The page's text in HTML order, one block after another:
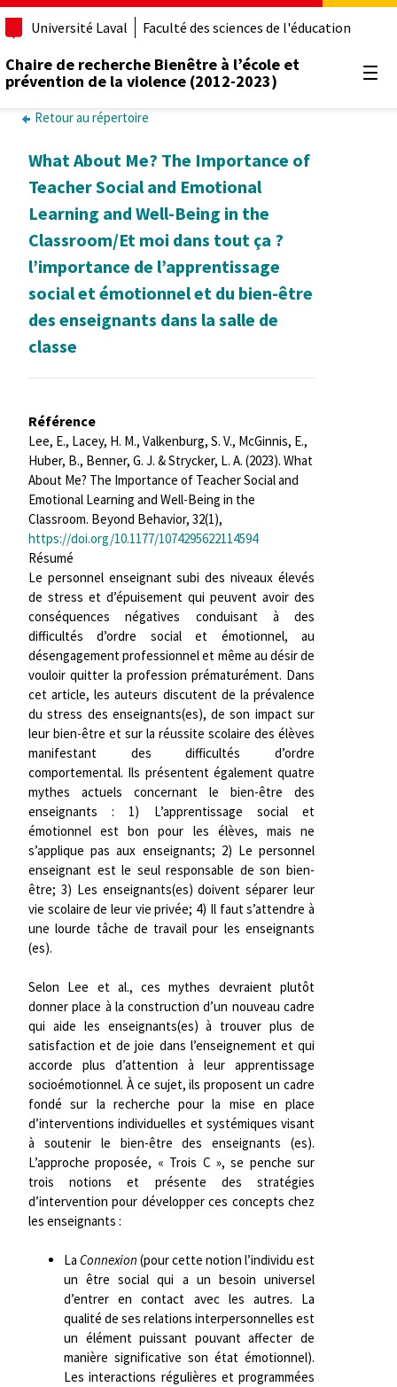
Université Laval Faculté des sciences de l'éducation
Chaire de recherche Bienêtre à l’école et
prévention de la violence (2012-2023)
Retour au répertoire
What About Me? The Importance of
Teacher Social and Emotional
Learning and Well-Being in the
Classroom/Et moi dans tout ça ?
l’importance de l’apprentissage
social et émotionnel et du bien-être
des enseignants dans la salle de
classe
Référence
Lee, E., Lacey, H. M., Valkenburg, S. V., McGinnis, E.,
Huber, B., Benner, G. J. & Strycker, L. A. (2023). What
About Me? The Importance of Teacher Social and
Emotional Learning and Well-Being in the
Classroom. Beyond Behavior, 32(1),
https://doi.org/10.1177/1074295622114594
Résumé
Le personnel enseignant subi des niveaux élevés
de stress et d’épuisement qui peuvent avoir des
conséquences négatives conduisant à des
difficultés d’ordre social et émotionnel, au
désengagement professionnel et même au désir de
vouloir quitter la profession prématurément. Dans
cet article, les auteurs discutent de la prévalence
du stress des enseignants(es), de son impact sur
leur bien-être et sur la réussite scolaire des élèves
manifestant des difficultés d’ordre
comportemental. Ils présentent également quatre
mythes actuels concernant le bien-être des
enseignants : 1) L’apprentissage social et
émotionnel est bon pour les élèves, mais ne
s’applique pas aux enseignants; 2) Le personnel
enseignant est le seul responsable de son bien-
être; 3) Les enseignants(es) doivent séparer leur
vie scolaire de leur vie privée; 4) Il faut s’attendre à
une lourde tâche de travail pour les enseignants
(es).
Selon Lee et al., ces mythes devraient plutôt
donner place à la construction d’un nouveau cadre
qui aide les enseignants(es) à trouver plus de
satisfaction et de joie dans l’enseignement et qui
accorde plus d’attention à leur apprentissage
socioémotionnel. À ce sujet, ils proposent un cadre
fondé sur la recherche pour la mise en place
d’interventions individuelles et systémiques visant
à soutenir le bien-être des enseignants (es).
L’approche proposée, « Trois C », se penche sur
trois notions et présente des stratégies
d’intervention pour développer ces concepts chez
les enseignants :
La Connexion (pour cette notion l’individu est
un être social qui a un besoin universel
d’entrer en contact avec les autres. La
qualité de ses relations interpersonnelles est
un élément puissant pouvant affecter de
manière significative son état émotionnel).
Les interactions régulières et programmées